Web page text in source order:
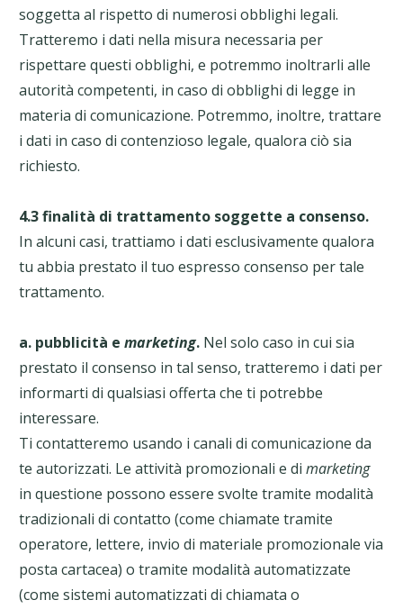
soggetta al rispetto di numerosi obblighi legali.
Tratteremo i dati nella misura necessaria per
rispettare questi obblighi, e potremmo inoltrarli alle
autorità competenti, in caso di obblighi di legge in
materia di comunicazione. Potremmo, inoltre, trattare
i dati in caso di contenzioso legale, qualora ciò sia
richiesto.
4.3 finalità di trattamento soggette a consenso.
In alcuni casi, trattiamo i dati esclusivamente qualora
tu abbia prestato il tuo espresso consenso per tale
trattamento.
a. pubblicità e marketing. Nel solo caso in cui sia
prestato il consenso in tal senso, tratteremo i dati per
informarti di qualsiasi offerta che ti potrebbe
interessare.
Ti contatteremo usando i canali di comunicazione da
te autorizzati. Le attività promozionali e di marketing
in questione possono essere svolte tramite modalità
tradizionali di contatto (come chiamate tramite
operatore, lettere, invio di materiale promozionale via
posta cartacea) o tramite modalità automatizzate
(come sistemi automatizzati di chiamata o